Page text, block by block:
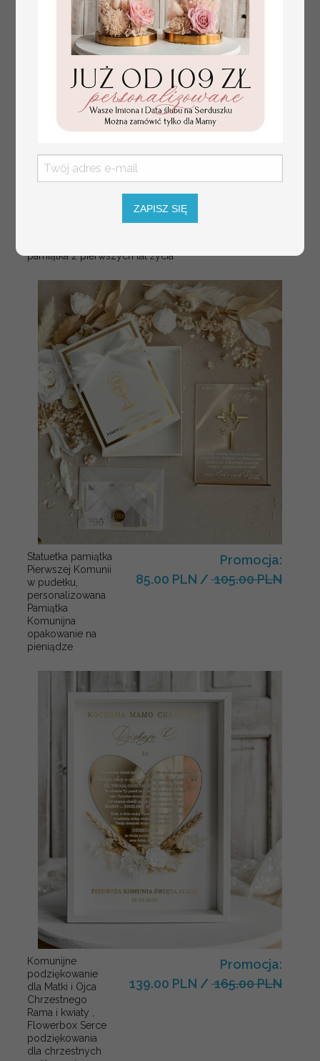
pamiątka z pierwszych lat życia
Statuetka pamiątka
Pierwszej Komunii
w pudełku,
personalizowana
Pamiątka
Komunijna
opakowanie na
pieniądze
Promocja:
85.00 PLN / 105.00 PLN
Komunijne
podziękowanie
dla Matki i Ojca
Chrzestnego
Rama i kwiaty ,
Flowerbox Serce
podziękowania
dla chrzestnych
Promocja:
139.00 PLN / 165.00 PLN
ZAPISZ SIĘ